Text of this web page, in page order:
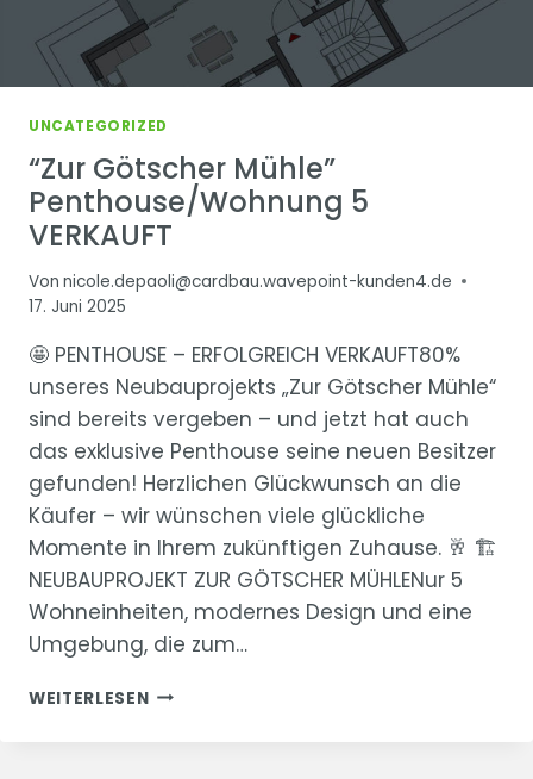
UNCATEGORIZED
“Zur Götscher Mühle”
Penthouse/Wohnung 5
VERKAUFT
Von nicole.depaoli@cardbau.wavepoint-kunden4.de
17. Juni 2025
🤩 PENTHOUSE – ERFOLGREICH VERKAUFT80%
unseres Neubauprojekts „Zur Götscher Mühle“
sind bereits vergeben – und jetzt hat auch
das exklusive Penthouse seine neuen Besitzer
gefunden! Herzlichen Glückwunsch an die
Käufer – wir wünschen viele glückliche
Momente in Ihrem zukünftigen Zuhause. 🥂 🏗
NEUBAUPROJEKT ZUR GÖTSCHER MÜHLENur 5
Wohneinheiten, modernes Design und eine
Umgebung, die zum…
WEITERLESEN“ZUR